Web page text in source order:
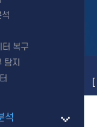
터 복구
탐지
석